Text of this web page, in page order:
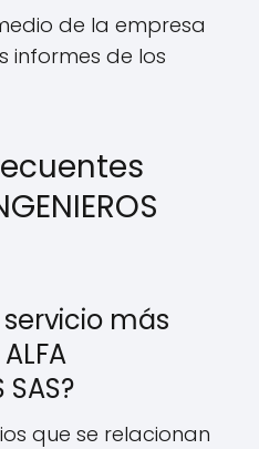
de la empresa
informes de los
más
SAS?
que se relacionan